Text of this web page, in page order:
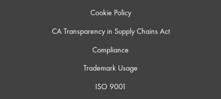
Cookie Policy
CA Transparency in Supply Chains Act
Compliance
Trademark Usage
ISO 9001